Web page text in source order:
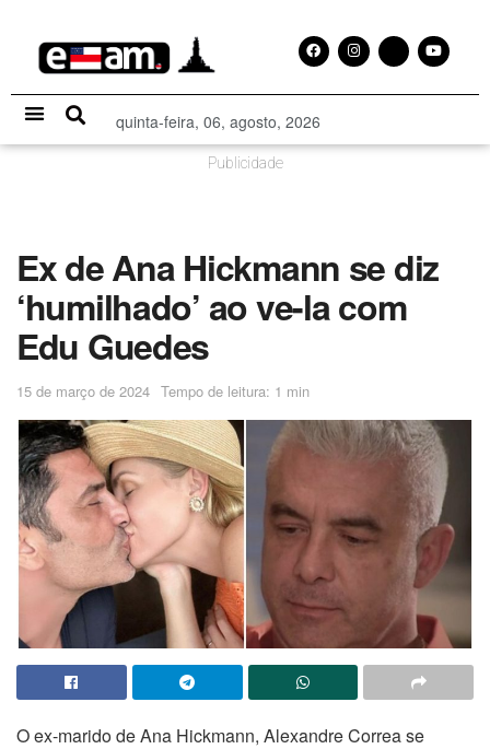
quinta-feira, 06, agosto, 2026
Publicidade
Ex de Ana Hickmann se diz
‘humilhado’ ao ve-la com
Edu Guedes
15 de março de 2024 Tempo de leitura: 1 min
O ex-marido de Ana Hickmann, Alexandre Correa se